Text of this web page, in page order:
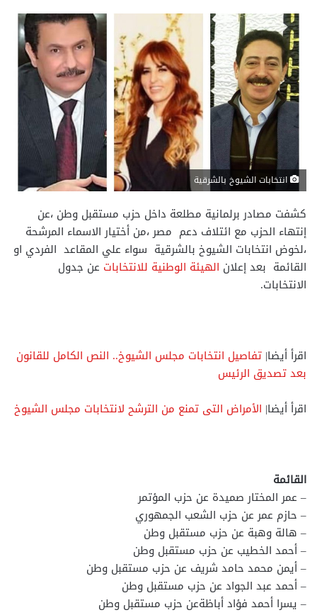
انتخابات الشيوخ بالشرقية
كشفت مصادر برلمانية مطلعة داخل حزب مستقبل وطن ،عن
إنتهاء الحزب مع ائتلاف دعم مصر ،من أختيار الاسماء المرشحة
،لخوض انتخابات الشيوخ بالشرقية سواء علي المقاعد الفردي او
القائمة بعد إعلان الهيئة الوطنية للانتخابات عن جدول
الانتخابات.
اقرأ أيضا| تفاصيل انتخابات مجلس الشيوخ.. النص الكامل للقانون
بعد تصديق الرئيس
اقرأ أيضا| الأمراض التى تمنع من الترشح لانتخابات مجلس الشيوخ
القائمة
– عمر المختار صميدة عن حزب المؤتمر
– حازم عمر عن حزب الشعب الجمهوري
– هالة وهبة عن حزب مستقبل وطن
– أحمد الخطيب عن حزب مستقبل وطن
– أيمن محمد حامد شريف عن حزب مستقبل وطن
– أحمد عبد الجواد عن حزب مستقبل وطن
– يسرا أحمد فؤاد أباظةعن حزب مستقبل وطن